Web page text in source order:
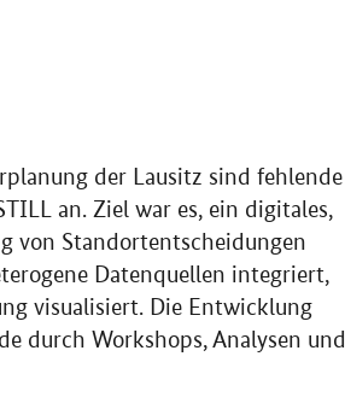
der Lausitz sind fehlende
an. Ziel war es, ein digitales,
von Standortentscheidungen
Datenquellen integriert,
visualisiert. Die Entwicklung
durch Workshops, Analysen und